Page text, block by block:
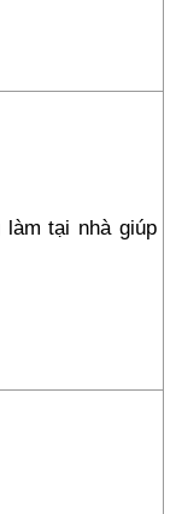
tại nhà giúp